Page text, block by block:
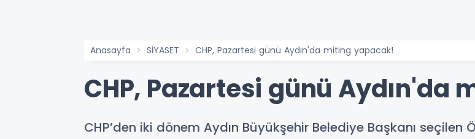
Anasayfa SİYASET CHP, Pazartesi günü Aydın'da miting yapacak!
CHP, Pazartesi günü Aydın'da
CHP’den iki dönem Aydın Büyükşehir Belediye Başkanı